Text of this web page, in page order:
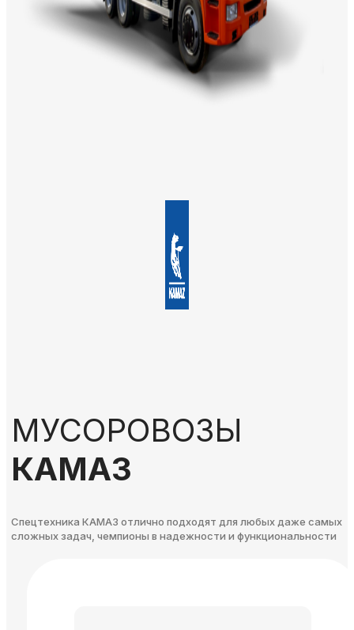
МУСОРОВОЗЫ
КАМАЗ
Спецтехника КАМАЗ отлично подходят для любых даже самых
сложных задач, чемпионы в надежности и функциональности​